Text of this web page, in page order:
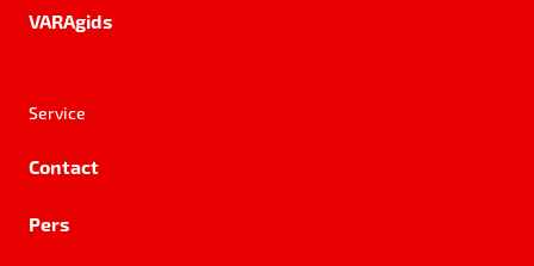
VARAgids
Service
Contact
Pers